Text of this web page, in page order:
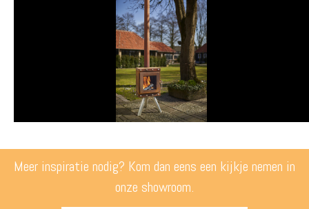
Meer inspiratie nodig? Kom dan eens een kijkje nemen in
onze showroom.